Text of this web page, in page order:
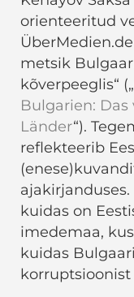
orienteeritud
metsik
kõverpeeglis“ („
Bulgarien: Das
Länder“).
reflekteerib
kuidas on
imedemaa,
kuidas